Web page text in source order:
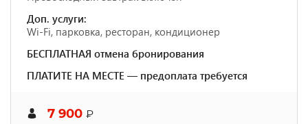
Доп. услуги:
Wi-Fi, парковка, ресторан, кондиционер
БЕСПЛАТНАЯ отмена бронирования
ПЛАТИТЕ НА МЕСТЕ — предоплата требуется
7 900 ₽